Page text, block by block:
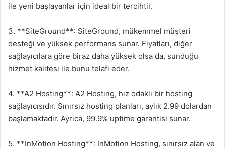
ile yeni başlayanlar için ideal bir tercihtir.
3. **SiteGround**: SiteGround, mükemmel müşteri
desteği ve yüksek performans sunar. Fiyatları, diğer
sağlayıcılara göre biraz daha yüksek olsa da, sunduğu
hizmet kalitesi ile bunu telafi eder.
4. **A2 Hosting**: A2 Hosting, hız odaklı bir hosting
sağlayıcısıdır. Sınırsız hosting planları, aylık 2.99 dolardan
başlamaktadır. Ayrıca, 99.9% uptime garantisi sunar.
5. **InMotion Hosting**: InMotion Hosting, sınırsız alan ve